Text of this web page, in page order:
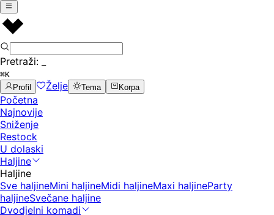
Pretraži:
⌘K
Profil
Želje Tema Korpa
Početna
Najnovije
Sniženje
Restock
U dolaski
Haljine
Haljine
Sve haljineMini haljineMidi haljineMaxi haljineParty
haljineSvečane haljine
Dvodjelni komadi